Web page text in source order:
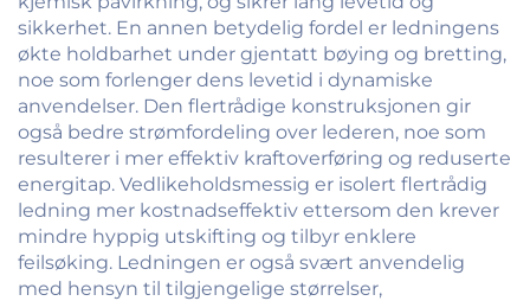
sikkerhet. En annen betydelig fordel er ledningens
økte holdbarhet under gjentatt bøying og bretting,
noe som forlenger dens levetid i dynamiske
anvendelser. Den flertrådige konstruksjonen gir
også bedre strømfordeling over lederen, noe som
resulterer i mer effektiv kraftoverføring og reduserte
energitap. Vedlikeholdsmessig er isolert flertrådig
ledning mer kostnadseffektiv ettersom den krever
mindre hyppig utskifting og tilbyr enklere
feilsøking. Ledningen er også svært anvendelig
med hensyn til tilgjengelige størrelser,